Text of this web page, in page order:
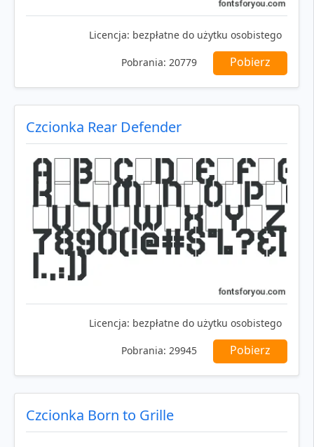
Licencja: bezpłatne do użytku osobistego
Pobrania: 20779 Pobierz
Czcionka Rear Defender
Licencja: bezpłatne do użytku osobistego
Pobrania: 29945 Pobierz
Czcionka Born to Grille